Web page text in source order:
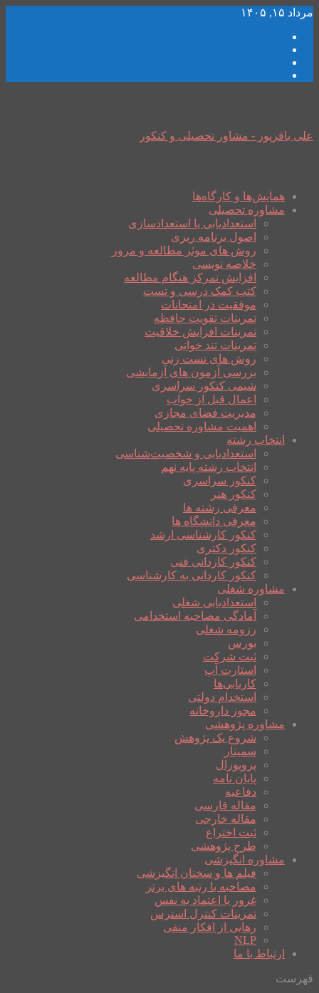
مرداد ۱۵, ۱۴۰۵
علی باقرپور - مشاور تحصیلی و کنکور
همایش‌ها و کارگاه‌ها
مشاوره تحصیلی
استعدادیابی یا استعدادسازی
اصول برنامه ریزی
روش های موثر مطالعه و مرور
خلاصه نویسی
افزایش تمرکز هنگام مطالعه
کتب کمک درسی و تست
موفقیت در امتحانات
تمرینات تقویت حافظه
تمرینات افزایش خلاقیت
تمرینات تند خوانی
روش های تست زنی
بررسی آزمون های آزمایشی
شیمی کنکور سراسری
اعمال قبل از خواب
مدیریت فضای مجازی
اهمیت مشاوره تحصیلی
انتخاب رشته
استعدادیابی و شخصیت‌شناسی
انتخاب رشته پایه نهم
کنکور سراسری
کنکور هنر
معرفی رشته ها
معرفی دانشگاه ها
کنکور کارشناسی ارشد
کنکور دکتری
کنکور کاردانی فنی
کنکور کاردانی به کارشناسی
مشاوره شغلی
استعدادیابی شغلی
آمادگی مصاحبه استخدامی
رزومه شغلی
بورس
ثبت شرکت
استارت آپ
کاریابی‌ها
استخدام دولتی
مجوز داروخانه
مشاوره پژوهشی
شروع یک پژوهش
سمینار
پروپوزال
پایان نامه
دفاعیه
مقاله فارسی
مقاله خارجی
ثبت اختراع
طرح پژوهشی
مشاوره انگیزشی
فیلم ها و سخنان انگیزشی
مصاحبه با رتبه های برتر
غرور یا اعتماد به نفس
تمرینات کنترل استرس
رهایی از افکار منفی
NLP
ارتباط با ما
فهرست